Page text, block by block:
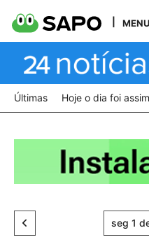
MENU
Últimas Hoje o dia foi assim
seg 1